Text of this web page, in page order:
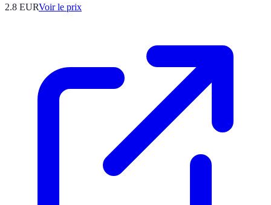
2.8 EURVoir le prix